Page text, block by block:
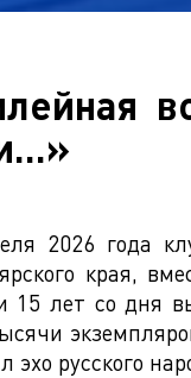
2026 года
края,
15 лет со дня
эхо русского